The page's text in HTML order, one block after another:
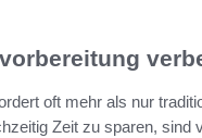
oft mehr als nur
Zeit zu sparen, sind